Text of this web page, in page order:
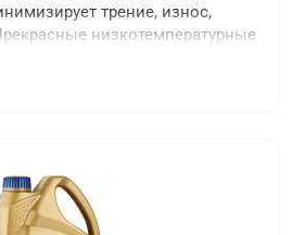
трение, износ,
низкотемпературные